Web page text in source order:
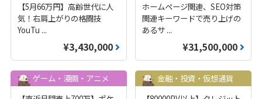
【5月66万円】高齢世代に人
気！右肩上がりの格闘技
YouTu ...
¥3,430,000
ホームページ関連、SEO対策
関連キーワードで売り上げの
あるサ ...
¥31,500,000
ゲーム・漫画・アニメ
金融・投資・仮想通貨